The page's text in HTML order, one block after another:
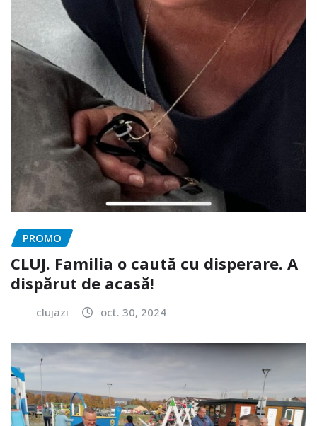
PROMO
CLUJ. Familia o caută cu disperare. A
dispărut de acasă!
clujazi oct. 30, 2024